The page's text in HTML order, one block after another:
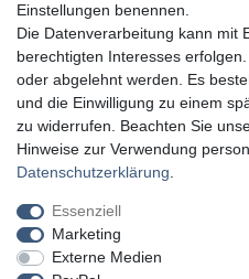
Einstellungen benennen.
Die Datenverarbeitung kann mit
berechtigten Interesses
oder abgelehnt werden. Es
und die Einwilligung zu einem
zu widerrufen. Beachten Sie
Hinweise zur Verwendung
Daten­schutz­erklärung
Essenziell
Marketing
Externe Medien